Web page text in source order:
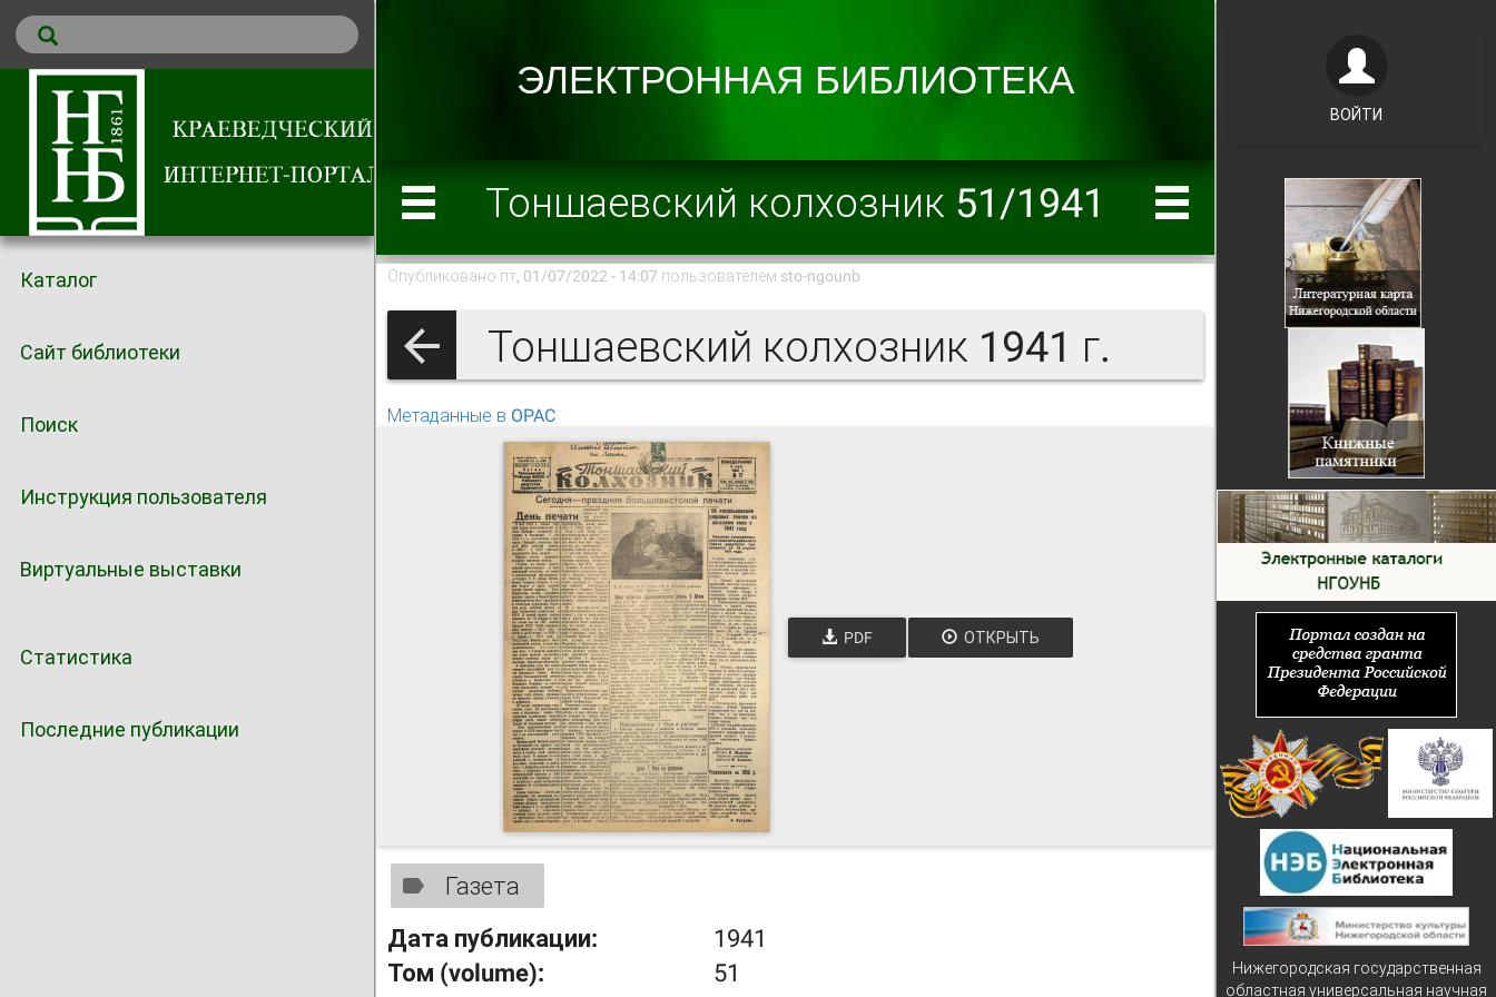
Каталог
Сайт библиотеки
Поиск
Инструкция пользователя
Виртуальные выставки
Статистика
Последние публикации
Тоншаевский колхозник 51/1941
Опубликовано пт, 01/07/2022 - 14:07 пользователем sto-ngounb
Тоншаевский колхозник 1941 г.
Метаданные в OPAC
PDF ОТКРЫТЬ
Газета
Дата публикации:
1941
Том (volume):
51
ВОЙТИ
Нижегородская государственная
областная универсальная научная